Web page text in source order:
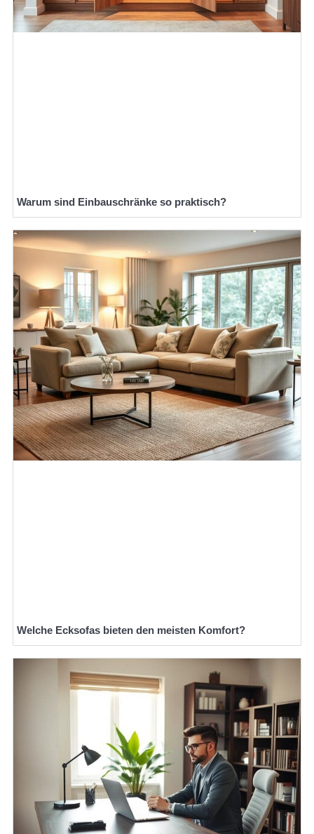
Warum sind Einbauschränke so praktisch?
Welche Ecksofas bieten den meisten Komfort?